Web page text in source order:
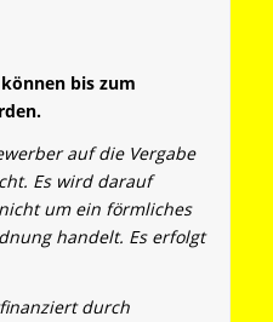
bis zum
auf die Vergabe
Es wird darauf
um ein förmliches
handelt. Es erfolgt
durch